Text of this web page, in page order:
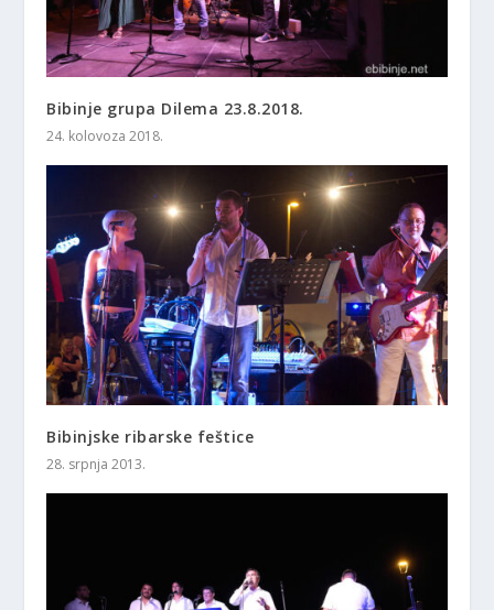
Bibinje grupa Dilema 23.8.2018.
24. kolovoza 2018.
Bibinjske ribarske feštice
28. srpnja 2013.